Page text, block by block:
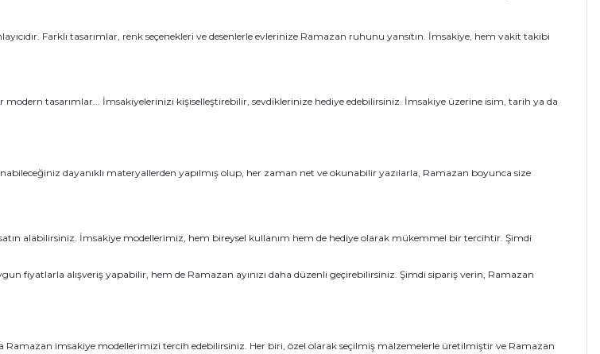
Farklı tasarımlar, renk seçenekleri ve desenlerle evlerinize Ramazan ruhunu yansıtın. İmsakiye, hem vakit takibi
modern tasarımlar... İmsakiyelerinizi kişiselleştirebilir, sevdiklerinize hediye edebilirsiniz. İmsakiye üzerine isim, tarih ya da
dayanıklı materyallerden yapılmış olup, her zaman net ve okunabilir yazılarla, Ramazan boyunca size
alabilirsiniz. İmsakiye modellerimiz, hem bireysel kullanım hem de hediye olarak mükemmel bir tercihtir. Şimdi
fiyatlarla alışveriş yapabilir, hem de Ramazan ayınızı daha düzenli geçirebilirsiniz. Şimdi sipariş verin, Ramazan
Ramazan imsakiye modellerimizi tercih edebilirsiniz. Her biri, özel olarak seçilmiş malzemelerle üretilmiştir ve Ramazan